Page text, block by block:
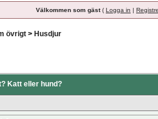
Välkommen som gäst( Logga in |
övrigt> Husdjur
Katt eller hund?